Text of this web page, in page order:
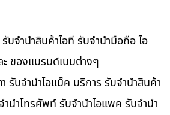
บจำนำสินค้าไอที รับจำนำมือถือ ไอ
ของแบรนด์เนมต่างๆ
รับจำนำไอแม็ค บริการ รับจำนำสินค้า
นำโทรศัพท์ รับจำนำไอแพค รับจำนำ